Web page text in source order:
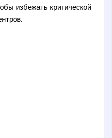
избежать критической